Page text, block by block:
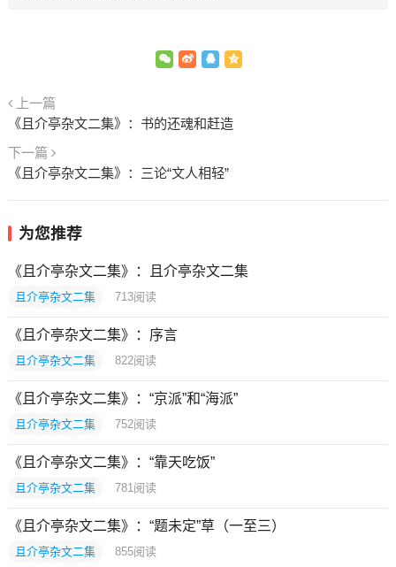
上一篇
《且介亭杂文二集》：书的还魂和赶造
下一篇
《且介亭杂文二集》：三论“文人相轻”
为您推荐
《且介亭杂文二集》：且介亭杂文二集
且介亭杂文二集 713阅读
《且介亭杂文二集》：序言
且介亭杂文二集 822阅读
《且介亭杂文二集》：“京派”和“海派”
且介亭杂文二集 752阅读
《且介亭杂文二集》：“靠天吃饭”
且介亭杂文二集 781 阅读
《且介亭杂文二集》：“题未定”草（一至三）
且介亭杂文二集 855阅读